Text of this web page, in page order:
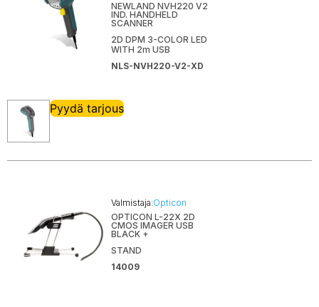
NEWLAND NVH220 V2
IND. HANDHELD
SCANNER
2D DPM 3-COLOR LED
WITH 2m USB
NLS-NVH220-V2-XD
Pyydä tarjous
Valmistaja:Opticon
OPTICON L-22X 2D
CMOS IMAGER USB
BLACK +
STAND
14009